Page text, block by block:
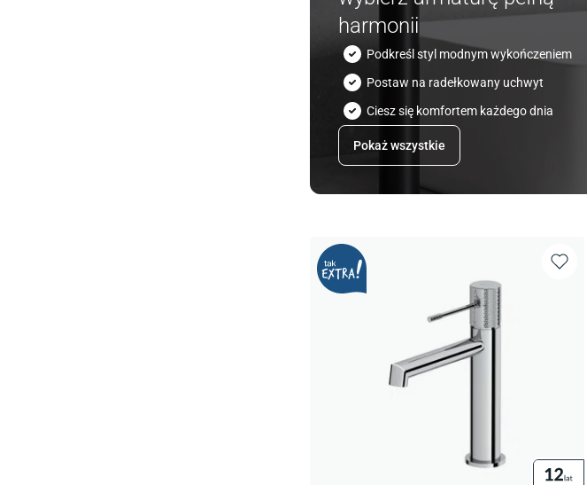
harmonii
Podkreśl styl modnym wykończeniem
Postaw na radełkowany uchwyt
Ciesz się komfortem każdego dnia
Pokaż wszystkie